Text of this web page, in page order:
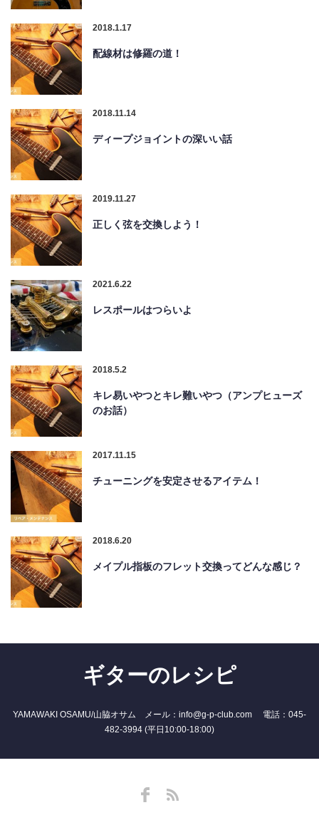
2018.1.17
配線材は修羅の道！
2018.11.14
ディープジョイントの深いい話
2019.11.27
正しく弦を交換しよう！
2021.6.22
レスポールはつらいよ
2018.5.2
キレ易いやつとキレ難いやつ（アンプヒューズ
のお話）
2017.11.15
チューニングを安定させるアイテム！
2018.6.20
メイプル指板のフレット交換ってどんな感じ？
ギターのレシピ
YAMAWAKI OSAMU/山脇オサム メール：info@g-p-club.com 電話：045-
482-3994 (平日10:00-18:00)